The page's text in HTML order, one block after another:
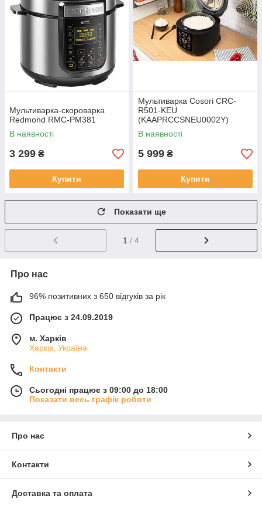
Мультиварка-скороварка
Redmond RMC-PM381
В наявності
3 299 ₴
Купити
Мультиварка Cosori CRC-
R501-KEU
(KAAPRCCSNEU0002Y)
В наявності
5 999 ₴
Купити
Показати ще
1 / 4
Про нас
96% позитивних з 650 відгуків за рік
Працює з 24.09.2019
м. Харків
Харків, Україна
Контакти
Сьогодні працює з 09:00 до 18:00
Показати весь графік роботи
Про нас
Контакти
Доставка та оплата